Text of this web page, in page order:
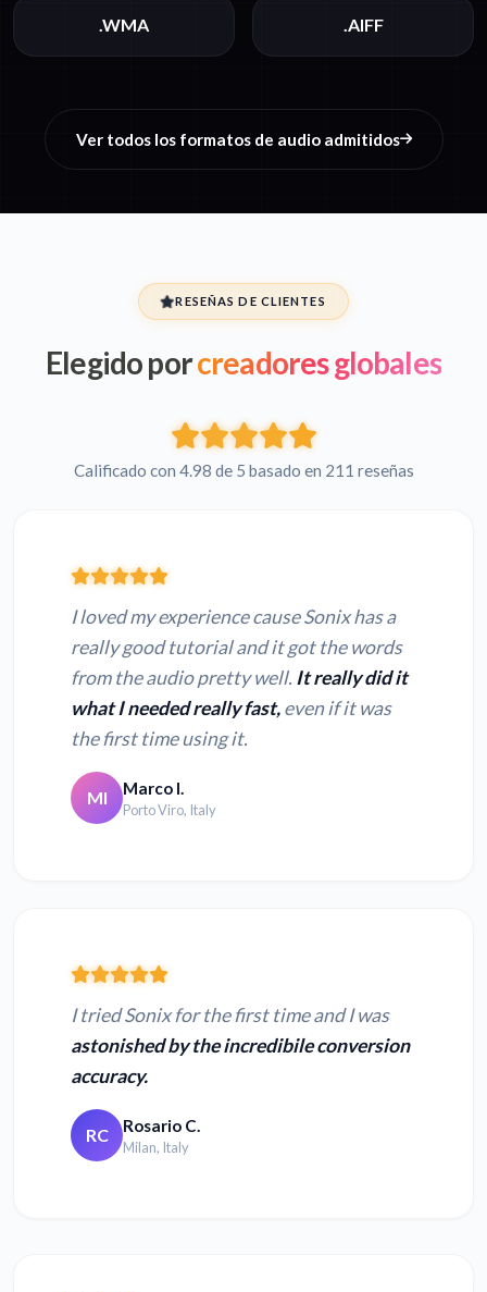
.WMA .AIFF
Ver todos los formatos de audio admitidos
RESEÑAS DE CLIENTES
Elegido porcreadores globales
Calificado con 4.98 de 5 basado en 211 reseñas
I loved my experience cause Sonix has a
really good tutorial and it got the words
from the audio pretty well. It really did it
what I needed really fast,even if it was
the first time using it.
MI Marco I.
Porto Viro, Italy
I tried Sonix for the first time and I was
astonished by the incredibile conversion
accuracy.
RC Rosario C.
Milan, Italy